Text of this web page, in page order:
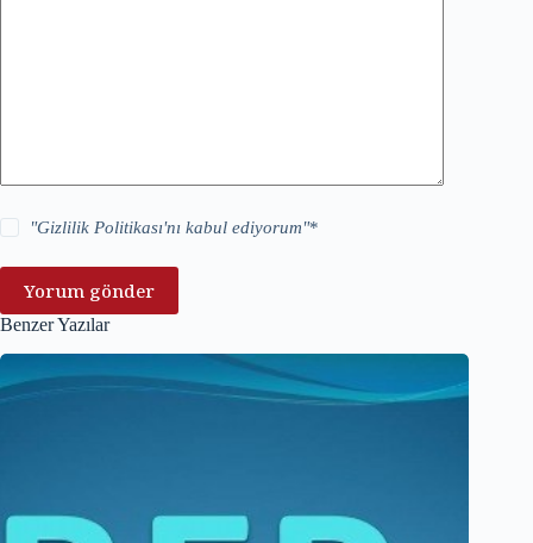
"Gizlilik Politikası'nı kabul ediyorum"*
Yorum gönder
Benzer Yazılar